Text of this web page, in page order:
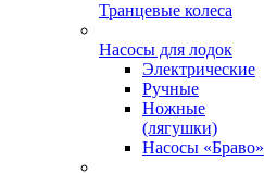
Транцевые колеса
Насосы для лодок
Электрические
Ручные
Ножные
(лягушки)
Насосы «Браво»